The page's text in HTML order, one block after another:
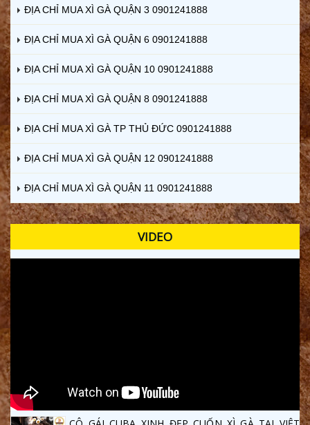
ĐỊA CHỈ MUA XÌ GÀ QUẬN 3 0901241888
ĐỊA CHỈ MUA XÌ GÀ QUẬN 6 0901241888
ĐỊA CHỈ MUA XÌ GÀ QUẬN 10 0901241888
ĐỊA CHỈ MUA XÌ GÀ QUẬN 8 0901241888
ĐỊA CHỈ MUA XÌ GÀ TP THỦ ĐỨC 0901241888
ĐỊA CHỈ MUA XÌ GÀ QUẬN 12 0901241888
ĐỊA CHỈ MUA XÌ GÀ QUẬN 11 0901241888
VIDEO